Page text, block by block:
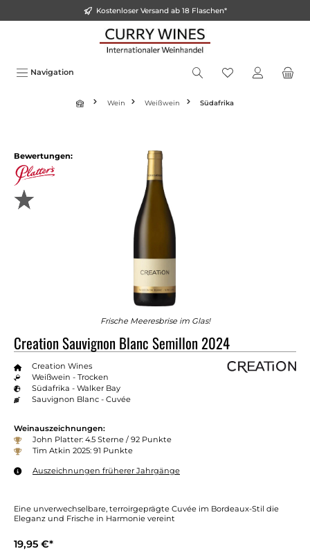
Kostenloser Versand ab 18 Flaschen*
Navigation
Wein Weißwein Südafrika
Bewertungen:
Frische Meeresbrise im Glas!
Creation Sauvignon Blanc Semillon 2024
Creation Wines
Weißwein - Trocken
Südafrika - Walker Bay
Sauvignon Blanc - Cuvée
Weinauszeichnungen:
John Platter: 4.5 Sterne / 92 Punkte
Tim Atkin 2025: 91 Punkte
Auszeichnungen früherer Jahrgänge
Eine unverwechselbare, terroirgeprägte Cuvée im Bordeaux-Stil die
Eleganz und Frische in Harmonie vereint
19,95 €*